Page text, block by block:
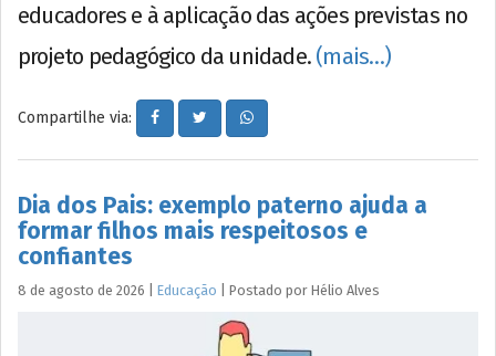
educadores e à aplicação das ações previstas no
projeto pedagógico da unidade. (mais…)
Compartilhe via:
Dia dos Pais: exemplo paterno ajuda a
formar filhos mais respeitosos e
confiantes
8 de agosto de 2026 Educação Postado por Hélio Alves